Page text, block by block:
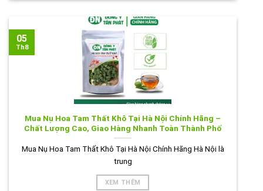
Mua Nụ Hoa Tam Thất Khô Tại Hà Nội Chính Hãng –
Chất Lượng Cao, Giao Hàng Nhanh Toàn Thành Phố
Mua Nụ Hoa Tam Thất Khô Tại Hà Nội Chính Hãng Hà Nội là
trung
XEM THÊM
05
Th8